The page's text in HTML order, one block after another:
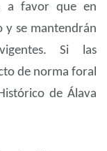
a favor que en
y se mantendrán
Si las
de norma foral
de Álava